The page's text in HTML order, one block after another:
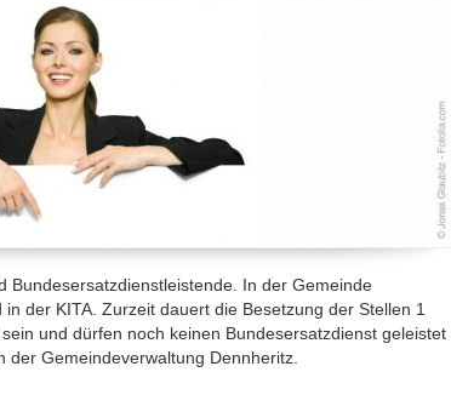
Bundesersatzdienstleistende. In der Gemeinde
der KITA. Zurzeit dauert die Besetzung der Stellen 1
und dürfen noch keinen Bundesersatzdienst geleistet
Gemeindeverwaltung Dennheritz.